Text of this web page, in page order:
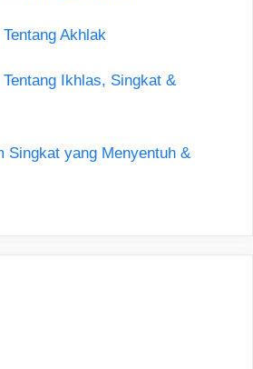
Akhlak
Ikhlas, Singkat &
Singkat yang Menyentuh &